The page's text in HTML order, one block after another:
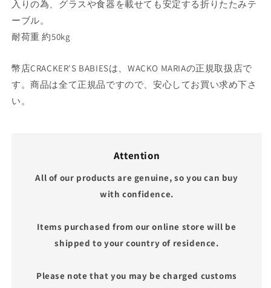
入りの為、グラスや食器を載せても安定する折りたたみテ
ーブル。
耐荷重 約50kg
幣店CRACKER'S BABIESは、WACKO MARIAの正規取扱店で
す。商品は全て正規品ですので、安心してお買い求め下さ
い。
Attention
All of our products are genuine, so you can buy
with confidence.
Items purchased from our online store will be
shipped to your country of residence.
Please note that you may be charged customs